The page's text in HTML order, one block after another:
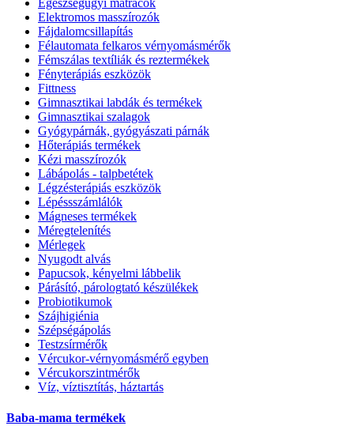
Egészségügyi matracok
Elektromos masszírozók
Fájdalomcsillapítás
Félautomata felkaros vérnyomásmérők
Fémszálas textíliák és reztermékek
Fényterápiás eszközök
Fittness
Gimnasztikai labdák és termékek
Gimnasztikai szalagok
Gyógypárnák, gyógyászati párnák
Hőterápiás termékek
Kézi masszírozók
Lábápolás - talpbetétek
Légzésterápiás eszközök
Lépéssszámlálók
Mágneses termékek
Méregtelenítés
Mérlegek
Nyugodt alvás
Papucsok, kényelmi lábbelik
Párásító, párologtató készülékek
Probiotikumok
Szájhigiénia
Szépségápolás
Testzsírmérők
Vércukor-vérnyomásmérő egyben
Vércukorszintmérők
Víz, víztisztítás, háztartás
Baba-mama termékek